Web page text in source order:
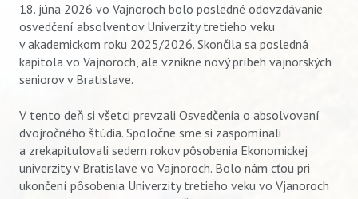
18. júna 2026 vo Vajnoroch bolo posledné odovzdávanie
osvedčení absolventov Univerzity tretieho veku
v akademickom roku 2025/2026. Skončila sa posledná
kapitola vo Vajnoroch, ale vznikne nový príbeh vajnorských
seniorov v Bratislave.
V tento deň si všetci prevzali Osvedčenia o absolvovaní
dvojročného štúdia. Spoločne sme si zaspomínali
a zrekapitulovali sedem rokov pôsobenia Ekonomickej
univerzity v Bratislave vo Vajnoroch. Bolo nám cťou pri
ukončení pôsobenia Univerzity tretieho veku vo Vjanoroch